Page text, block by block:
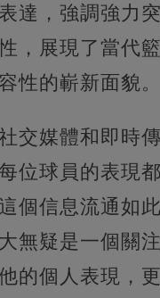
達，強調強力
，展現了當代
性的嶄新面貌。
交媒體和即時
位球員的表現
個信息流通如
無疑是一個關
的個人表現，